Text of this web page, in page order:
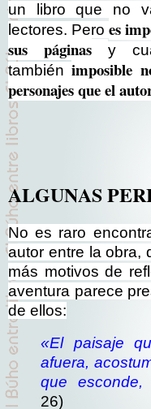
un libro que no
lectores. Peroes
sus páginas
y
tambiénimposible
personajes que el
ALGUNAS
No es raro
autor entre la obra,
más motivos de
aventura parece
de ellos:
«El paisaje
afuera,
que esconde,
26)